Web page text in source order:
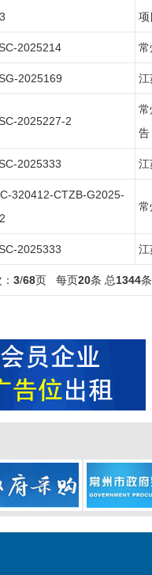
项
2025214 常
2025169 江
2025227-2
常
告
2025333 江
320412-CTZB-G2025-
常
2025333 江
3/68页 每页20条 总1344